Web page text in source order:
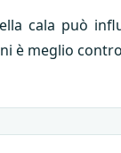
cala può
è meglio